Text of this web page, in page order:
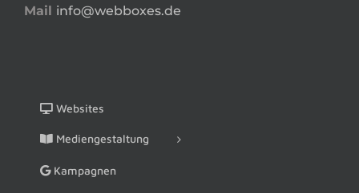
Mail info@webboxes.de
Websites
Mediengestaltung
Kampagnen